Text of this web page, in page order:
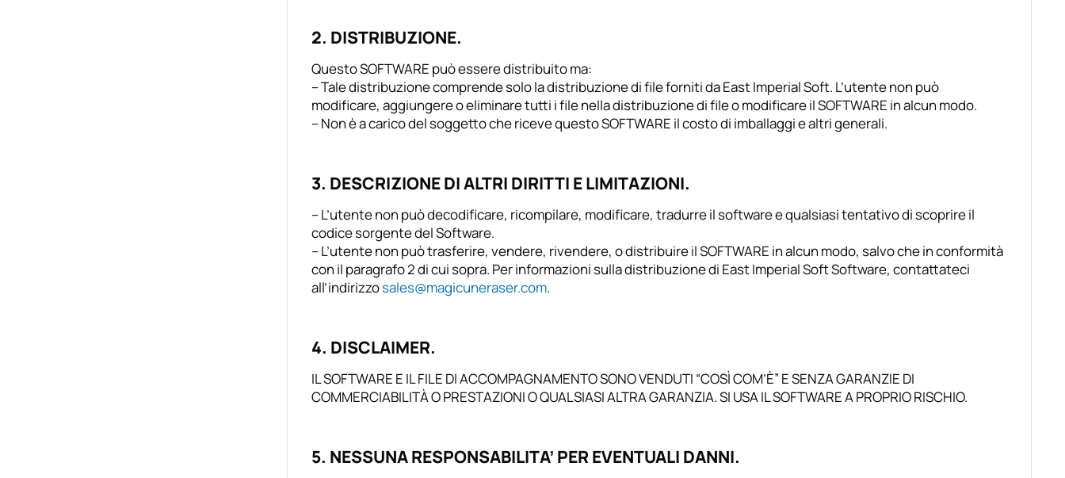
2. DISTRIBUZIONE.
Questo SOFTWARE può essere distribuito ma:
– Tale distribuzione comprende solo la distribuzione di file forniti da East Imperial Soft. L’utente non può
modificare, aggiungere o eliminare tutti i file nella distribuzione di file o modificare il SOFTWARE in alcun modo.
– Non è a carico del soggetto che riceve questo SOFTWARE il costo di imballaggi e altri generali.
3. DESCRIZIONE DI ALTRI DIRITTI E LIMITAZIONI.
– L’utente non può decodificare, ricompilare, modificare, tradurre il software e qualsiasi tentativo di scoprire il
codice sorgente del Software.
– L’utente non può trasferire, vendere, rivendere, o distribuire il SOFTWARE in alcun modo, salvo che in conformità
con il paragrafo 2 di cui sopra. Per informazioni sulla distribuzione di East Imperial Soft Software, contattateci
all’indirizzosales@magicuneraser.com.
4. DISCLAIMER.
IL SOFTWARE E IL FILE DI ACCOMPAGNAMENTO SONO VENDUTI “COSÌ COM’È” E SENZA GARANZIE DI
COMMERCIABILITÀ O PRESTAZIONI O QUALSIASI ALTRA GARANZIA. SI USA IL SOFTWARE A PROPRIO RISCHIO.
5. NESSUNA RESPONSABILITA’ PER EVENTUALI DANNI.